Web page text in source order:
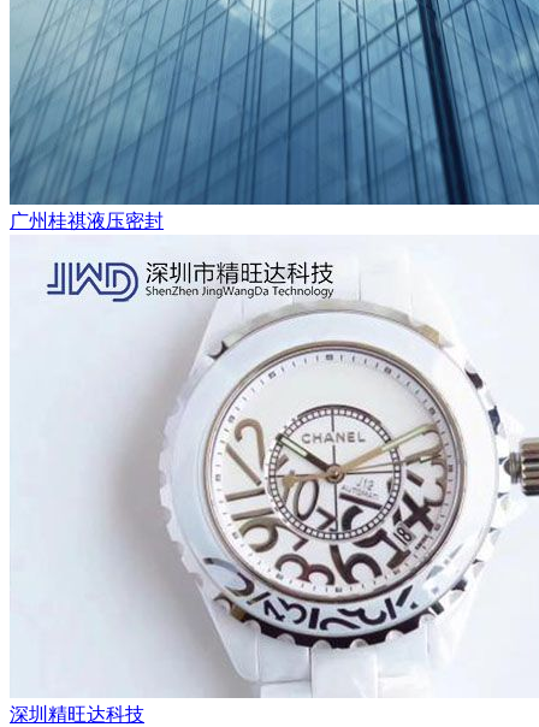
广州桂祺液压密封
深圳精旺达科技